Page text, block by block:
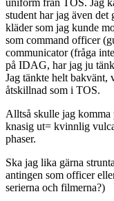
uniform från TOS. Jag
student har jag även det
kläder som jag kunde
som command officer
communicator (fråga
på IDAG, har jag ju
Jag tänkte helt bakvänt,
åtskillnad som i TOS.
Alltså skulle jag komma
knasig ut= kvinnlig
phaser.
Ska jag lika gärna
antingen som officer
serierna och filmerna?)